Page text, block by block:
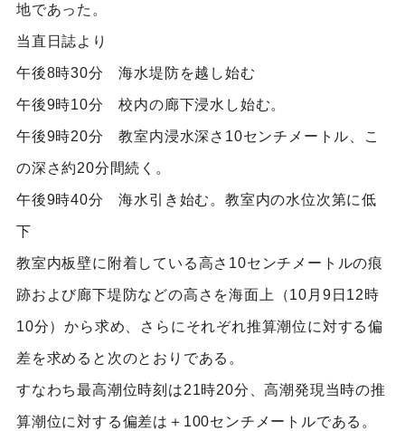
地であった。
当直日誌より
午後8時30分 海水堤防を越し始む
午後9時10分 校内の廊下浸水し始む。
午後9時20分 教室内浸水深さ10センチメートル、こ
の深さ約20分間続く。
午後9時40分 海水引き始む。教室内の水位次第に低
下
教室内板壁に附着している高さ10センチメートルの痕
跡および廊下堤防などの高さを海面上（10月9日12時
10分）から求め、さらにそれぞれ推算潮位に対する偏
差を求めると次のとおりである。
すなわち最高潮位時刻は21時20分、高潮発現当時の推
算潮位に対する偏差は＋100センチメートルである。